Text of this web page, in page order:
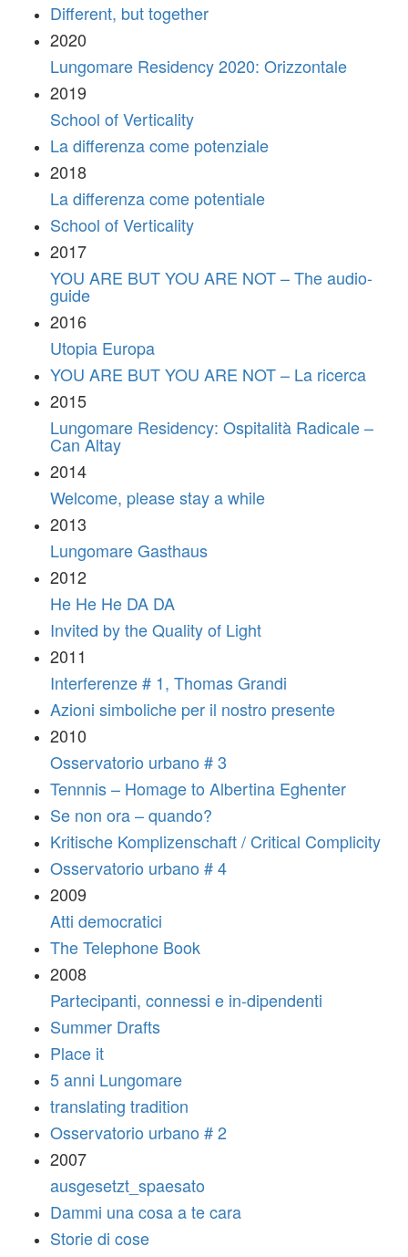
Different, but together
2020
Lungomare Residency 2020: Orizzontale
2019
School of Verticality
La differenza come potenziale
2018
La differenza come potentiale
School of Verticality
2017
YOU ARE BUT YOU ARE NOT – The audio-
guide
2016
Utopia Europa
YOU ARE BUT YOU ARE NOT – La ricerca
2015
Lungomare Residency: Ospitalità Radicale –
Can Altay
2014
Welcome, please stay a while
2013
Lungomare Gasthaus
2012
He He He DA DA
Invited by the Quality of Light
2011
Interferenze # 1, Thomas Grandi
Azioni simboliche per il nostro presente
2010
Osservatorio urbano # 3
Tennnis – Homage to Albertina Eghenter
Se non ora – quando?
Kritische Komplizenschaft / Critical Complicity
Osservatorio urbano # 4
2009
Atti democratici
The Telephone Book
2008
Partecipanti, connessi e in-dipendenti
Summer Drafts
Place it
5 anni Lungomare
translating tradition
Osservatorio urbano # 2
2007
ausgesetzt_spaesato
Dammi una cosa a te cara
Storie di cose